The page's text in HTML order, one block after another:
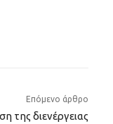
Επόμενο άρθρο
της διενέργειας